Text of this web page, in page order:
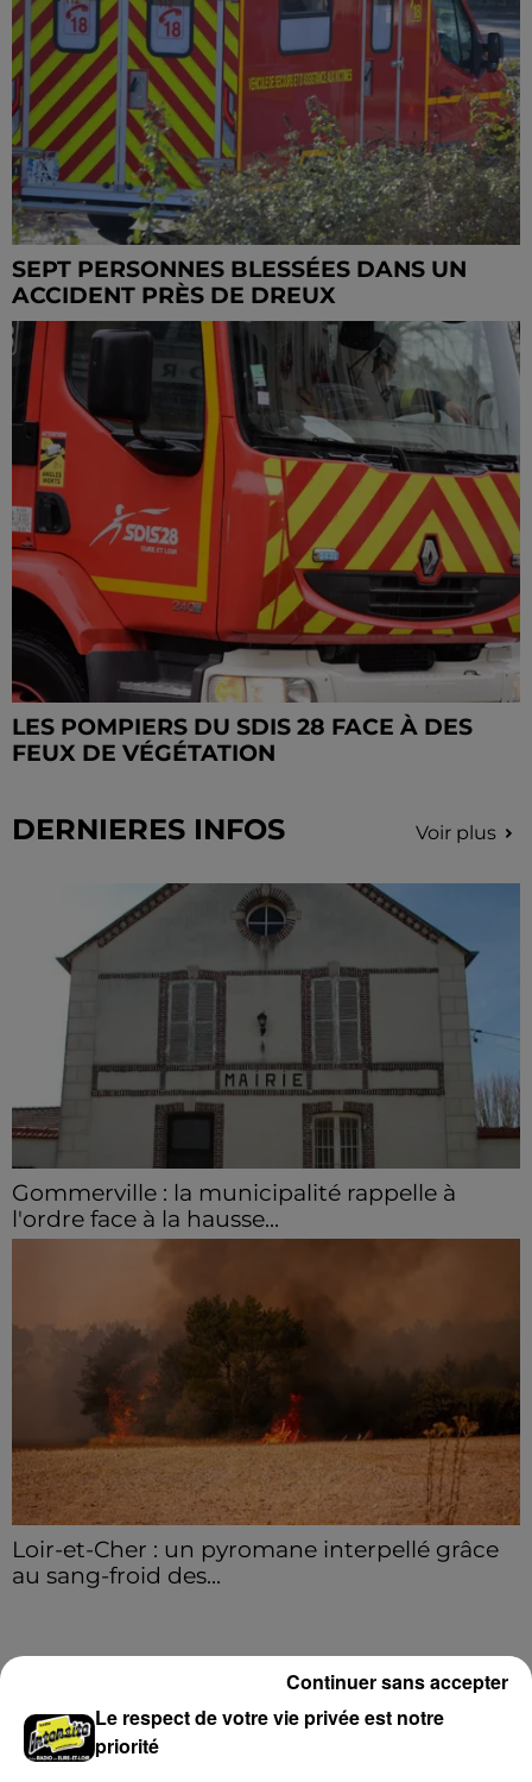
SEPT PERSONNES BLESSÉES DANS UN
ACCIDENT PRÈS DE DREUX
LES POMPIERS DU SDIS 28 FACE À DES
FEUX DE VÉGÉTATION
DERNIERES INFOS Voir plus
Gommerville : la municipalité rappelle à
l'ordre face à la hausse...
hausse des incivilités, la mairie de Gommerville
hausse...
Loir-et-Cher : un pyromane interpellé grâce
au sang-froid des...
secteur de Fontaine-les-Côteaux, Montoire et Lunay.
Le respect de votre vie privée est notre
priorité
Continuer sans accepter